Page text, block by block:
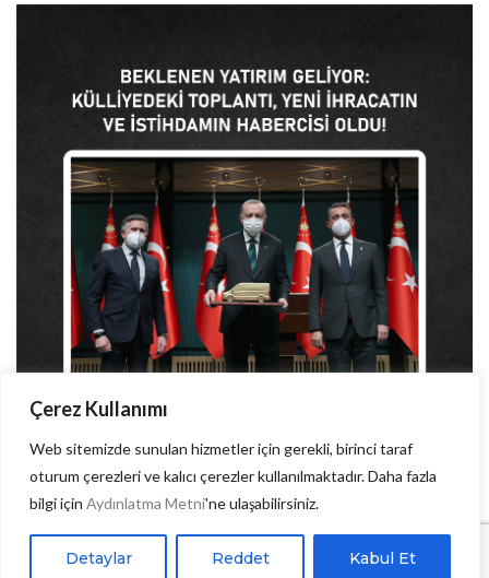
Çerez Kullanımı
Web sitemizde sunulan hizmetler için gerekli, birinci taraf
oturum çerezleri ve kalıcı çerezler kullanılmaktadır. Daha fazla
bilgi için Aydınlatma Metni'ne ulaşabilirsiniz.
Detaylar Reddet Kabul Et
kamu haberleri
Beklenen Yatırım Geliyor, Külliyedeki Toplantı Yeni
İhracatın ve İstihdamın Habercisi Oldu